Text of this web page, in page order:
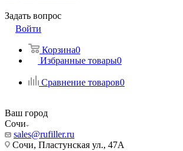
Задать вопрос
Войти
Корзина0
Избранные товары0
Сравнение товаров0
Ваш город
Сочи
sales@rufiller.ru
Сочи, Пластунская ул., 47А